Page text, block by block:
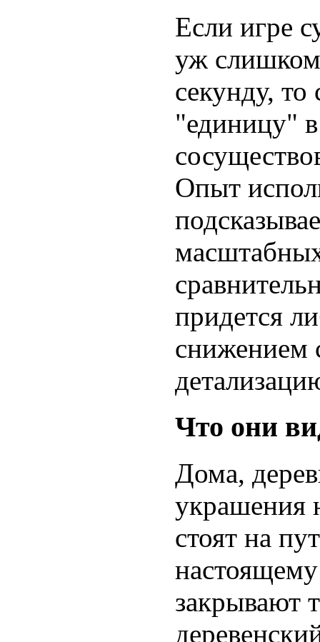
Если игре
уж слишком
секунду,
"единицу"
Опыт
придется
снижением
Что они
Дома,
украшения
стоят на
закрывают